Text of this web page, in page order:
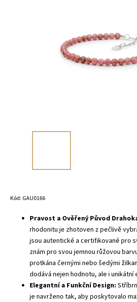
Kód: GAU0166
Pravost a Ověřený Původ
rhodonitu je zhotoven z pečlivě
jsou autentické a certifikované pro
znám pro svou jemnou růžovou
protkána černými nebo šedými
dodává nejen hodnotu, ale i unikátní
Elegantní a Funkční Design:
je navrženo tak, aby poskytovalo